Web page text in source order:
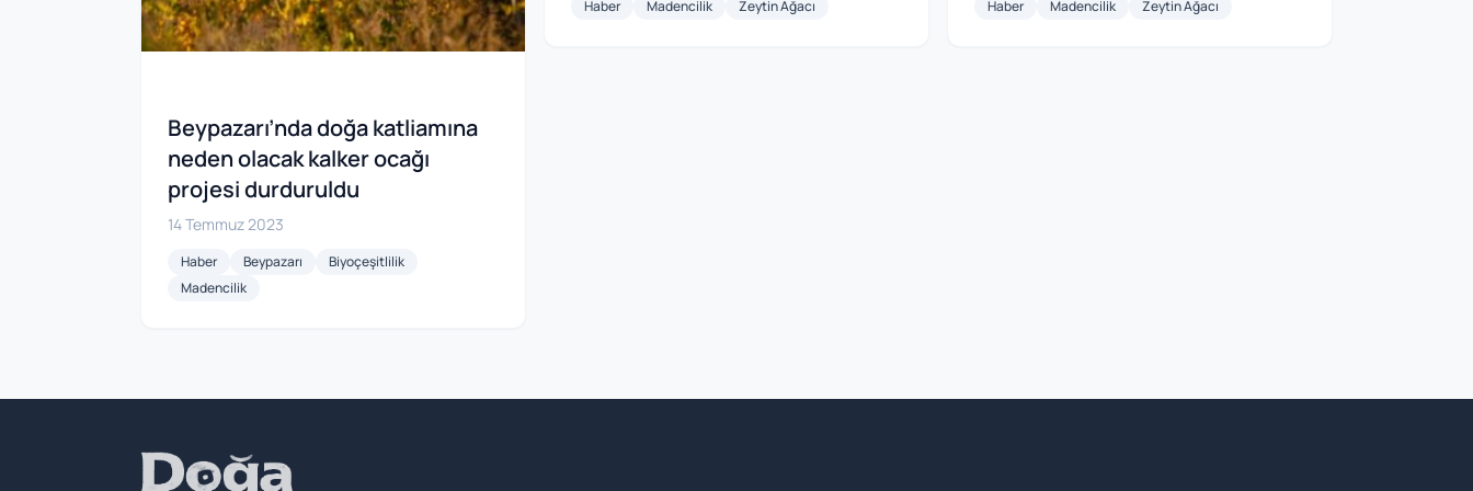
Beypazarı’nda doğa katliamına
neden olacak kalker ocağı
projesi durduruldu
14 Temmuz 2023
Haber Beypazarı
Biyoçeşitlilik
Madencilik
Haber Madencilik Zeytin Ağacı Haber Madencilik Zeytin Ağacı